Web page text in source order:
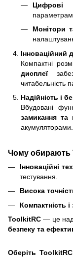
Цифрові
Монітори
Інноваційний
Компактні
дисплеї
читабельність
Надійність і
Вбудовані
замикання та
акумуляторами.
Чому обирають
Інноваційні
тестування.
Висока
Компактність і
ToolkitRC — це
безпеку та
Оберіть